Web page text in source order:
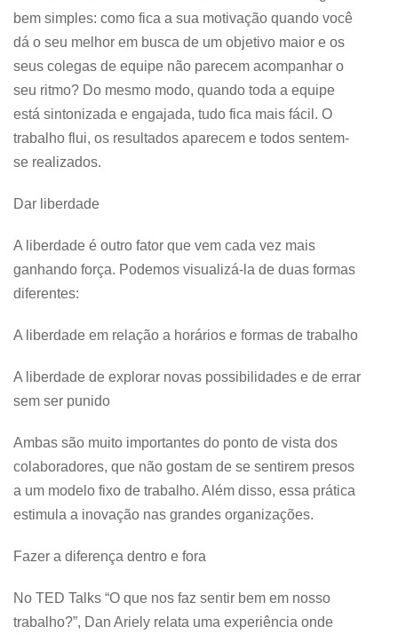
bem simples: como fica a sua motivação quando você
dá o seu melhor em busca de um objetivo maior e os
seus colegas de equipe não parecem acompanhar o
seu ritmo? Do mesmo modo, quando toda a equipe
está sintonizada e engajada, tudo fica mais fácil. O
trabalho flui, os resultados aparecem e todos sentem-
se realizados.
Dar liberdade
A liberdade é outro fator que vem cada vez mais
ganhando força. Podemos visualizá-la de duas formas
diferentes:
A liberdade em relação a horários e formas de trabalho
A liberdade de explorar novas possibilidades e de errar
sem ser punido
Ambas são muito importantes do ponto de vista dos
colaboradores, que não gostam de se sentirem presos
a um modelo fixo de trabalho. Além disso, essa prática
estimula a inovação nas grandes organizações.
Fazer a diferença dentro e fora
No TED Talks “O que nos faz sentir bem em nosso
trabalho?”, Dan Ariely relata uma experiência onde